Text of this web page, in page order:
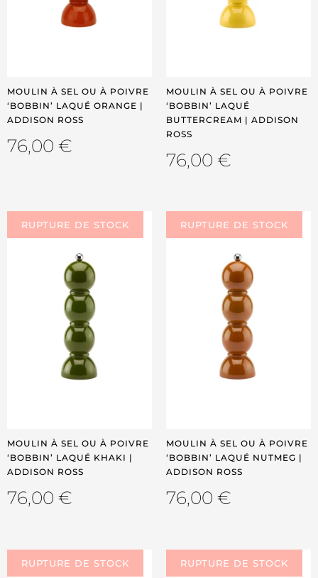
MOULIN À SEL OU À POIVRE
‘BOBBIN’ LAQUÉ ORANGE |
ADDISON ROSS
76,00 €
MOULIN À SEL OU À POIVRE
‘BOBBIN’ LAQUÉ
BUTTERCREAM | ADDISON
ROSS
76,00 €
MOULIN À SEL OU À POIVRE
‘BOBBIN’ LAQUÉ KHAKI |
ADDISON ROSS
76,00 €
MOULIN À SEL OU À POIVRE
‘BOBBIN’ LAQUÉ NUTMEG |
ADDISON ROSS
76,00 €